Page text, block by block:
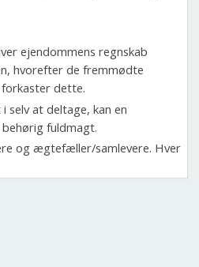
ejendommens regnskab
hvorefter de fremmødte
dette.
selv at deltage, kan en
fuldmagt.
og ægtefæller/samlevere. Hver